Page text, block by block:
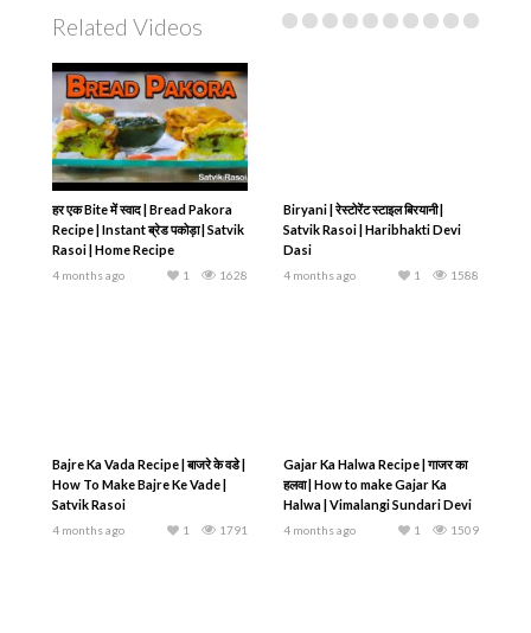
Related Videos
हर एक Bite में स्वाद | Bread Pakora
Recipe | Instant ब्रेड पकोड़ा | Satvik
Rasoi | Home Recipe
4 months ago 1628
1
Biryani | रेस्टोरेंट स्टाइल बिरयानी |
Satvik Rasoi | Haribhakti Devi
Dasi
4 months ago 1588
1
Bajre Ka Vada Recipe | बाजरे के वडे |
How To Make Bajre Ke Vade |
Satvik Rasoi
4 months ago 1791
1
Gajar Ka Halwa Recipe | गाजर का
हलवा | How to make Gajar Ka
Halwa | Vimalangi Sundari Devi
Dasi
4 months ago 1509
1